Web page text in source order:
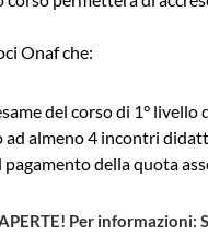
Onaf che:
del corso di 1° livello
almeno 4 incontri
della quota
Per informazioni: